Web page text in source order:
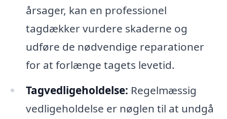
årsager, kan en professionel
tagdækker vurdere skaderne og
udføre de nødvendige reparationer
for at forlænge tagets levetid.
Tagvedligeholdelse: Regelmæssig
vedligeholdelse er nøglen til at undgå